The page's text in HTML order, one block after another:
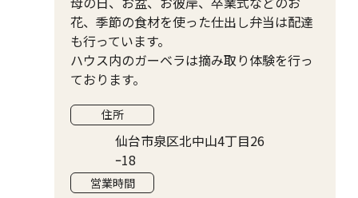
花、季節の食材を使った仕出し弁当は配達
も行っています。
ハウス内のガーベラは摘み取り体験を行っ
ております。
住所
仙台市泉区北中山4丁目26
ｰ18
営業時間